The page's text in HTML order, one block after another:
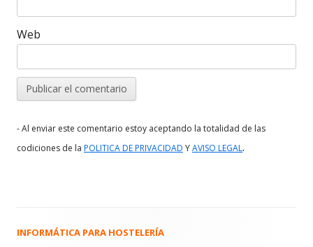
Web
- Al enviar este comentario estoy aceptando la totalidad de las
codiciones de la POLITICA DE PRIVACIDAD YAVISO LEGAL.
Barra
INFORMÁTICA PARA HOSTELERÍA